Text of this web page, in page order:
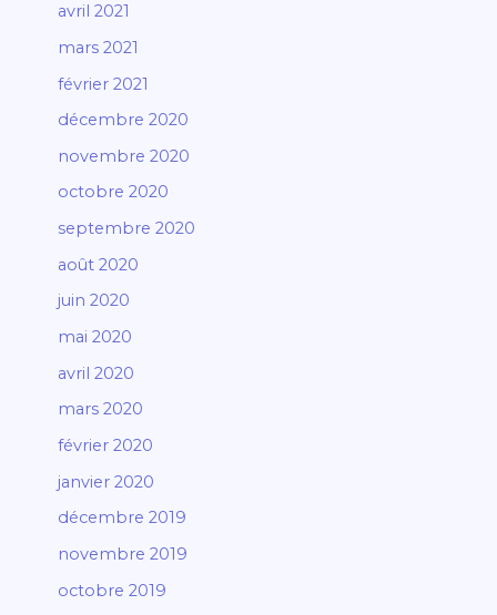
avril 2021
mars 2021
février 2021
décembre 2020
novembre 2020
octobre 2020
septembre 2020
août 2020
juin 2020
mai 2020
avril 2020
mars 2020
février 2020
janvier 2020
décembre 2019
novembre 2019
octobre 2019